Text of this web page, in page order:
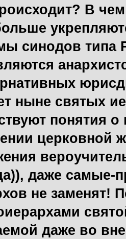
В
синодов типа
ныне святых
понятия
церковной
даже самые-
не заменят!
даже во